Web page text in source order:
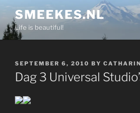
content
SMEEKES.NL
Life is beautiful!
POSTED
ON
SEPTEMBER 6, 2010 BY
Dag 3 Universal